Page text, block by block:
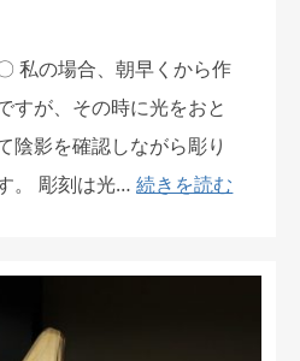
私の場合、朝早くから作
すが、その時に光をおと
陰影を確認しながら彫り
。 彫刻は光…続きを読む